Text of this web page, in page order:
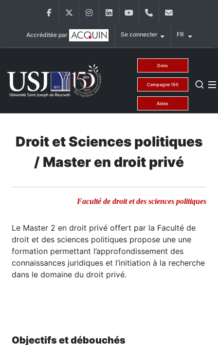
FacebookTwitter InstagramLinkedInYouTube+9611421000
Accréditée par Se connecter FR
Dons
Campagne 150
Aides
Droit et Sciences politiques
/ Master en droit privé
Faculté de droit et des sciences politiques
Le Master 2 en droit privé offert par la Faculté de
droit et des sciences politiques propose une une
formation permettant l’approfondissement des
connaissances juridiques et l’initiation à la recherche
dans le domaine du droit privé.
Objectifs et débouchés